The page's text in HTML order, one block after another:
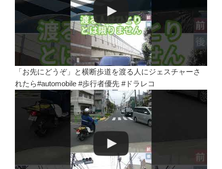
「お先にどうぞ」と横断歩道を渡る人にジェスチャーさ
れたら#automobile #歩行者優先 #ドラレコ